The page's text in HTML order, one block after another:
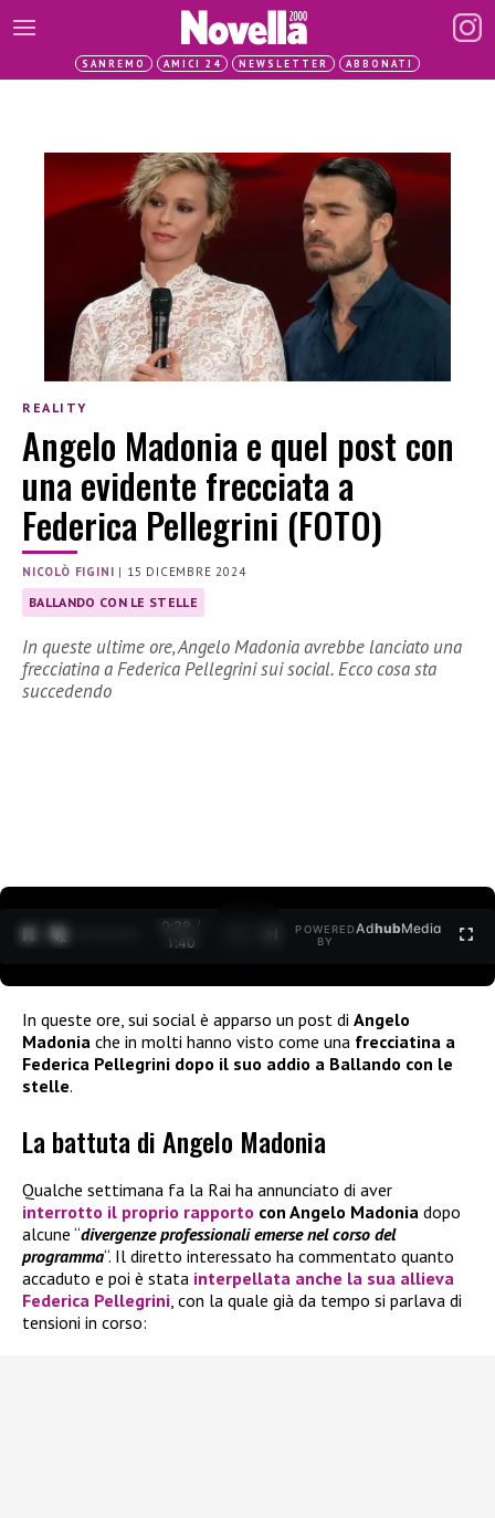
SANREMO AMICI 24 NEWSLETTER ABBONATI
REALITY
Angelo Madonia e quel post con
una evidente frecciata a
Federica Pellegrini (FOTO)
NICOLÒ FIGINI | 15 DICEMBRE 2024
BALLANDO CON LE STELLE
In queste ultime ore, Angelo Madonia avrebbe lanciato una
frecciatina a Federica Pellegrini sui social. Ecco cosa sta
succedendo
0:30 /
1:40
POWERED
BY
AdhubMedia
In queste ore, sui social è apparso un post di Angelo
Madonia che in molti hanno visto come una frecciatina a
Federica Pellegrini dopo il suo addio a Ballando con le
stelle.
La battuta di Angelo Madonia
Qualche settimana fa la Rai ha annunciato di aver
interrotto il proprio rapporto con Angelo Madonia dopo
alcune “divergenze professionali emerse nel corso del
programma“. Il diretto interessato ha commentato quanto
accaduto e poi è stata interpellata anche la sua allieva
Federica Pellegrini, con la quale già da tempo si parlava di
tensioni in corso: